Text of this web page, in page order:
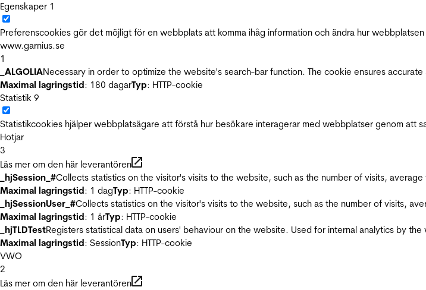
Egenskaper 1
Preferenscookies gör det möjligt för en webbplats att komma ihåg information och ändra hur
www.garnius.se
1
_ALGOLIANecessary in order to optimize the website's search-bar function. The cookie ensures accurate
Maximal lagringstid: 180 dagarTyp: HTTP-cookie
Statistik 9
Statistikcookies hjälper webbplatsägare att förstå hur besökare interagerar med webbplatser genom att
Hotjar
3
Läs mer om den här leverantören
_hjSession_#Collects statistics on the visitor's visits to the website, such as the number of visits,
Maximal lagringstid: 1 dagTyp: HTTP-cookie
_hjSessionUser_#Collects statistics on the visitor's visits to the website, such as the number of visits,
Maximal lagringstid: 1 årTyp: HTTP-cookie
_hjTLDTestRegisters statistical data on users' behaviour on the website. Used for internal analytics by
Maximal lagringstid: SessionTyp: HTTP-cookie
VWO
2
Läs mer om den här leverantören